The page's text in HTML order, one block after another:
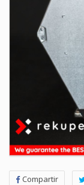
Compartir